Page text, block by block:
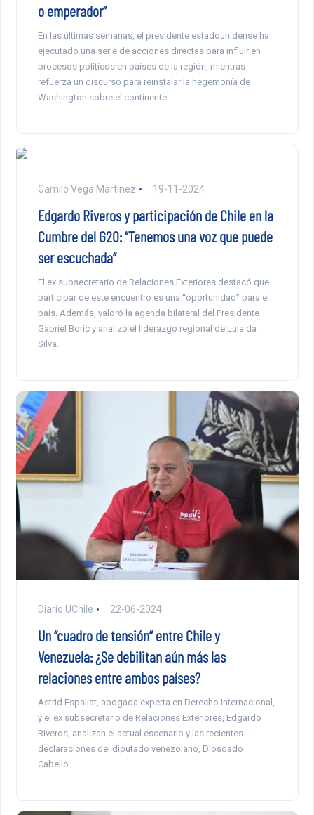
o emperador”
En las últimas semanas, el presidente estadounidense ha
ejecutado una serie de acciones directas para influir en
procesos políticos en países de la región, mientras
refuerza un discurso para reinstalar la hegemonía de
Washington sobre el continente.
Camilo Vega Martinez 19-11-2024
Edgardo Riveros y participación de Chile en la
Cumbre del G20: “Tenemos una voz que puede
ser escuchada”
El ex subsecretario de Relaciones Exteriores destacó que
participar de este encuentro es una “oportunidad” para el
país. Además, valoró la agenda bilateral del Presidente
Gabriel Boric y analizó el liderazgo regional de Lula da
Silva.
Diario UChile 22-06-2024
Un “cuadro de tensión” entre Chile y
Venezuela: ¿Se debilitan aún más las
relaciones entre ambos países?
Astrid Espaliat, abogada experta en Derecho Internacional,
y el ex subsecretario de Relaciones Exteriores, Edgardo
Riveros, analizan el actual escenario y las recientes
declaraciones del diputado venezolano, Diosdado
Cabello.